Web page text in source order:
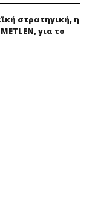
στρατηγική, η
για το